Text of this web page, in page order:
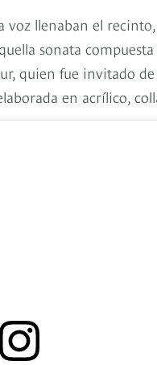
llenaban el
sonata
quien fue invitado
en acrílico,